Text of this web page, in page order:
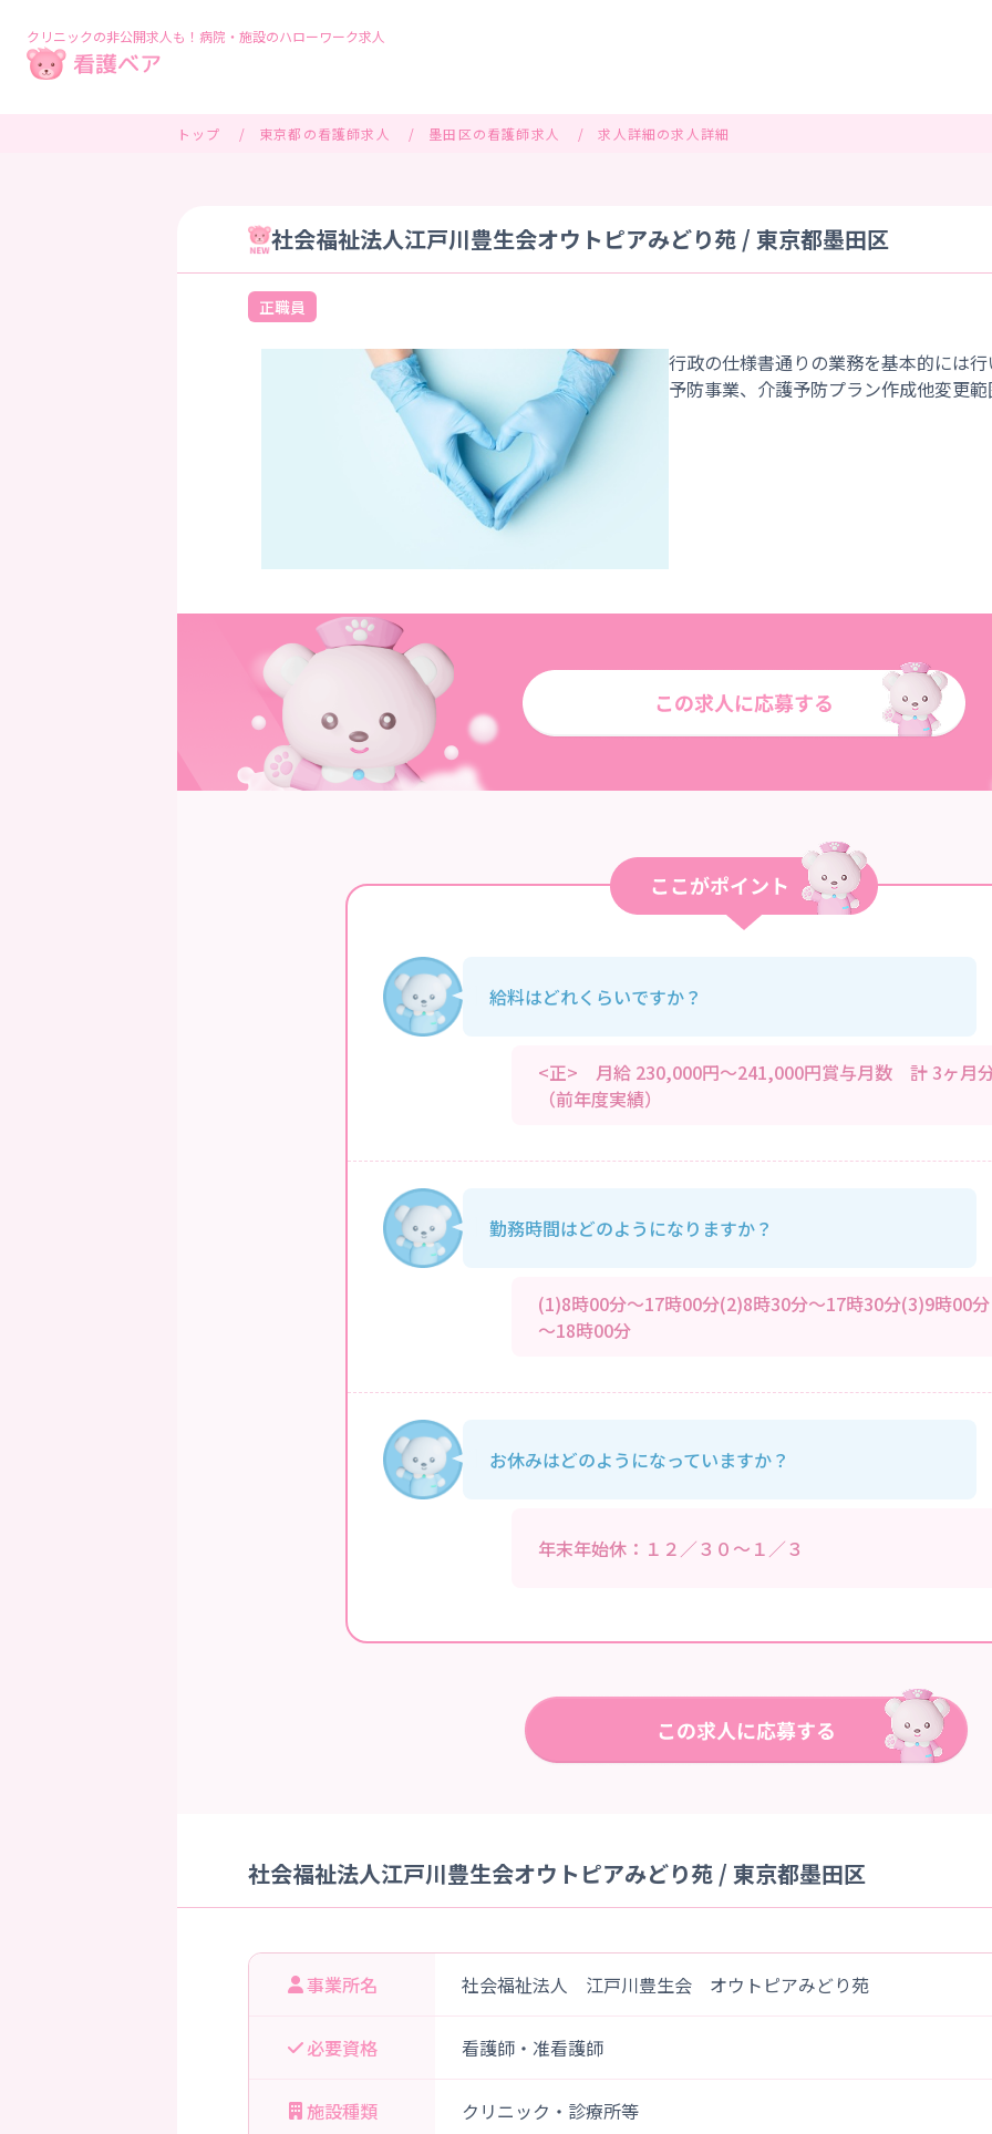
クリニックの非公開求人も！病院・施設のハローワーク求人
トップ 東京都の看護師求人 墨田区の看護師求人 求人詳細の求人詳細
社会福祉法人江戸川豊生会オウトピアみどり苑 / 東京都墨田区
正職員
行政の仕様書通りの業務を基本的には
給料はどれくらいですか？
<正> 月給 230,000円～241,000円賞与月数 計 3ヶ月
（前年度実績）
勤務時間はどのようになりますか？
(1)8時00分～17時00分(2)8時30分～17時30分(3)9時00分
～18時00分
お休みはどのようになっていますか？
年末年始休：１２／３０～１／３
社会福祉法人江戸川豊生会オウトピアみどり苑 / 東京都墨田区
事業所名 社会福祉法人 江戸川豊生会 オウトピアみどり苑
必要資格 看護師・准看護師
施設種類 クリニック・診療所等